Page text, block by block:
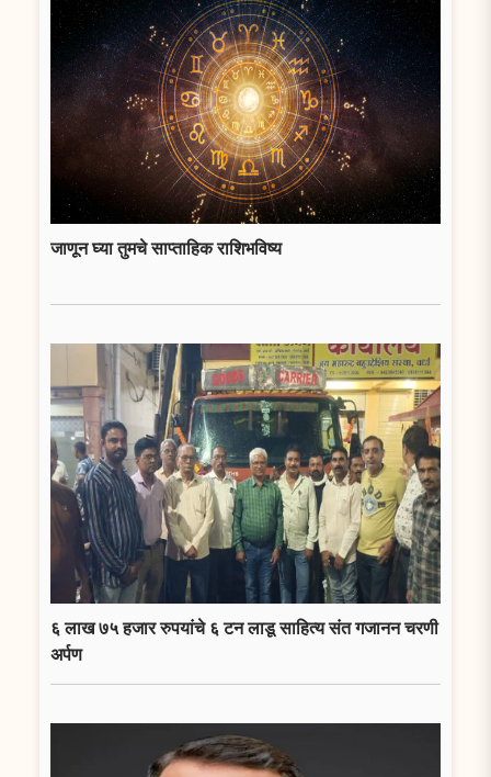
जाणून घ्या तुमचे साप्ताहिक राशिभविष्य
६ लाख ७५ हजार रुपयांचे ६ टन लाडू साहित्य संत गजानन चरणी
अर्पण